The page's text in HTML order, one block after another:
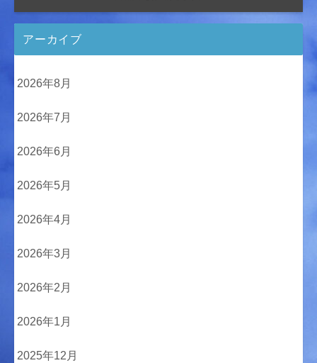
アーカイブ
2026年8月
2026年7月
2026年6月
2026年5月
2026年4月
2026年3月
2026年2月
2026年1月
2025年12月